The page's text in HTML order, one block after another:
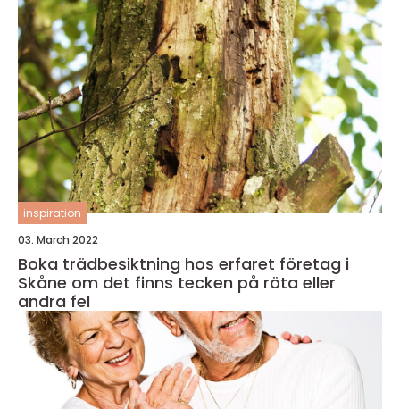
inspiration
03. March 2022
Boka trädbesiktning hos erfaret företag i
Skåne om det finns tecken på röta eller
andra fel